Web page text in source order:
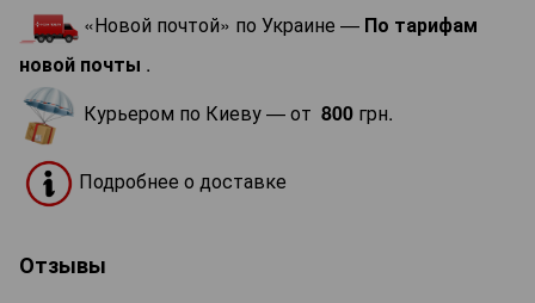
«Новой почтой» по Украине — По тарифам
новой почты .
Курьером по Киеву — от 800 грн.
Подробнее о доставке
Отзывы